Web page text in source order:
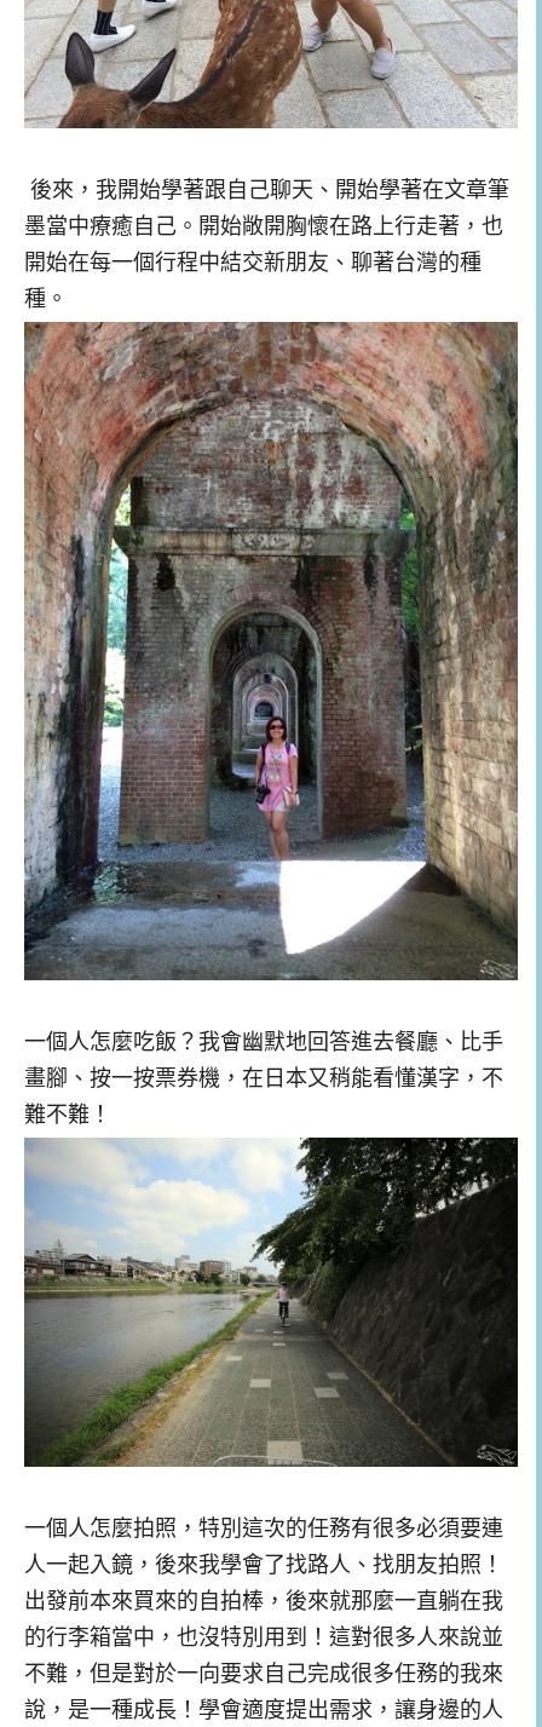
後來，我開始學著跟自己聊天、開始學著在文章筆
墨當中療癒自己。開始敞開胸懷在路上行走著，也
開始在每一個行程中結交新朋友、聊著台灣的種
種。
一個人怎麼吃飯？我會幽默地回答進去餐廳、比手
畫腳、按一按票券機，在日本又稍能看懂漢字，不
難不難！
一個人怎麼拍照，特別這次的任務有很多必須要連
人一起入鏡，後來我學會了找路人、找朋友拍照！
出發前本來買來的自拍棒，後來就那麼一直躺在我
的行李箱當中，也沒特別用到！這對很多人來說並
不難，但是對於一向要求自己完成很多任務的我來
說，是一種成長！學會適度提出需求，讓身邊的人